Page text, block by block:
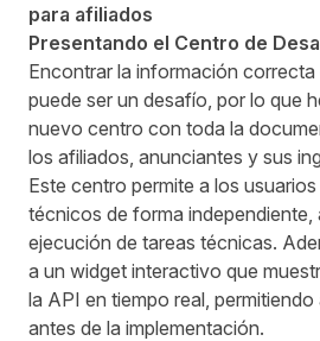
para afiliados
Presentando el Centro de
Encontrar la información
puede ser un desafío, por lo que
nuevo centro con toda la
los afiliados, anunciantes y sus
Este centro permite a los
técnicos de forma independiente,
ejecución de tareas técnicas.
a un widget interactivo que
la API en tiempo real,
antes de la implementación.